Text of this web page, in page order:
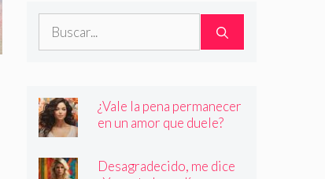
Buscar:
¿Vale la pena permanecer
en un amor que duele?
Desagradecido, me dice